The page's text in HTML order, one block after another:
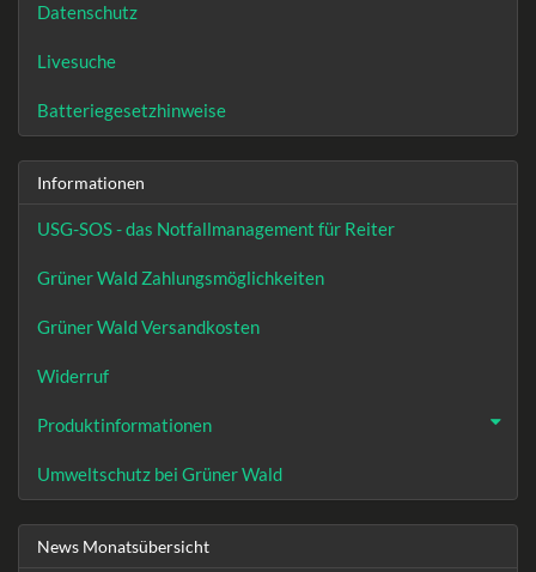
Datenschutz
Livesuche
Batteriegesetzhinweise
Informationen
USG-SOS - das Notfallmanagement für Reiter
Grüner Wald Zahlungsmöglichkeiten
Grüner Wald Versandkosten
Widerruf
Produktinformationen
Umweltschutz bei Grüner Wald
News Monatsübersicht